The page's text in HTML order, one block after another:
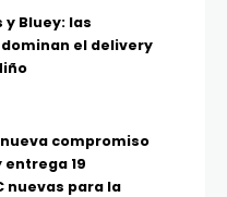
Bluey: las
el delivery
compromiso
entrega 19
nuevas para la